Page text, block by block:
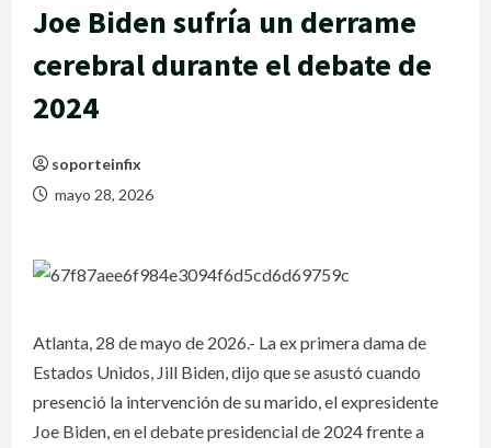
Joe Biden sufría un derrame
cerebral durante el debate de
2024
soporteinfix
mayo 28, 2026
Atlanta, 28 de mayo de 2026.- La ex primera dama de
Estados Unidos, Jill Biden, dijo que se asustó cuando
presenció la intervención de su marido, el expresidente
Joe Biden, en el debate presidencial de 2024 frente a